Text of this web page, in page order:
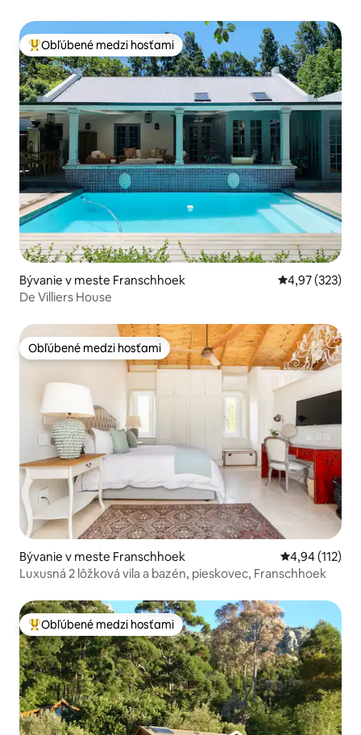
Najobľúbenejšie medzi hosťami
Obľúbené medzi hosťami
Bývanie v meste Franschhoek Priemerné
4,97 (323)
De Villiers House
Obľúbené medzi hosťami
Obľúbené medzi hosťami
Bývanie v meste Franschhoek Priemerné
4,94 (112)
Luxusná 2 lôžková vila a bazén, pieskovec, Franschhoek
Najobľúbenejšie medzi hosťami
Obľúbené medzi hosťami